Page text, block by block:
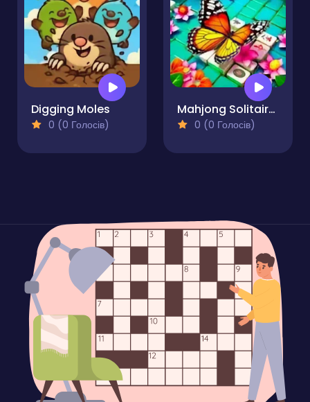
Digging Moles
0 (0 Голосів)
Mahjong Solitaire - Butterfly Connect
0 (0 Голосів)